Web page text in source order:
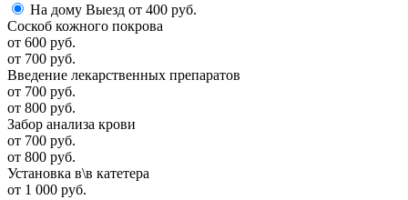
На дому Выезд от 400 руб.
Соскоб кожного покрова
от 600 руб.
от 700 руб.
Введение лекарственных препаратов
от 700 руб.
от 800 руб.
Забор анализа крови
от 700 руб.
от 800 руб.
Установка в\в катетера
от 1 000 руб.